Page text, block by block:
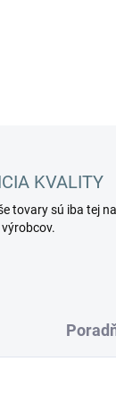
KVALITY
tovary sú iba tej